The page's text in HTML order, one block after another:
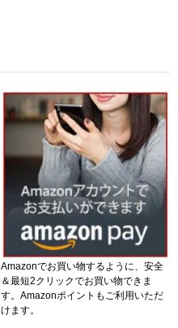
Amazonでお買い物するように、安全
＆最短2クリックでお買い物できま
す。Amazonポイントもご利用いただ
けます。